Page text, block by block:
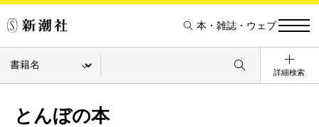
本・雑誌・ウェブ
詳細検索
とんぼの本